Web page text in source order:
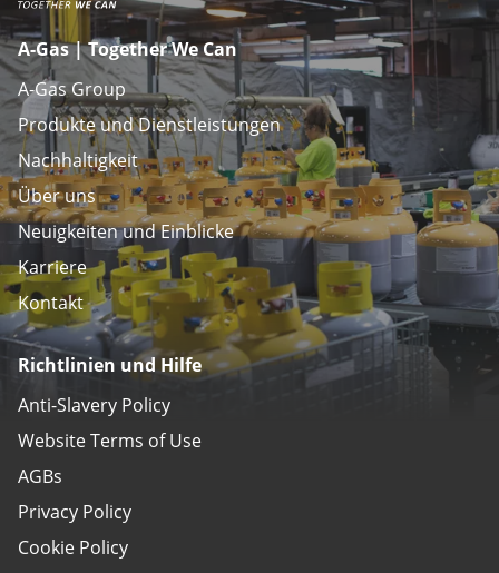
A-Gas | Together We Can
A-Gas Group
Produkte und Dienstleistungen
Nachhaltigkeit
Über uns
Neuigkeiten und Einblicke
Karriere
Kontakt
Richtlinien und Hilfe
Anti-Slavery Policy
Website Terms of Use
AGBs
Privacy Policy
Cookie Policy